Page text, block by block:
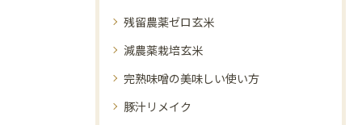
残留農薬ゼロ玄米
減農薬栽培玄米
完熟味噌の美味しい使い方
豚汁リメイク